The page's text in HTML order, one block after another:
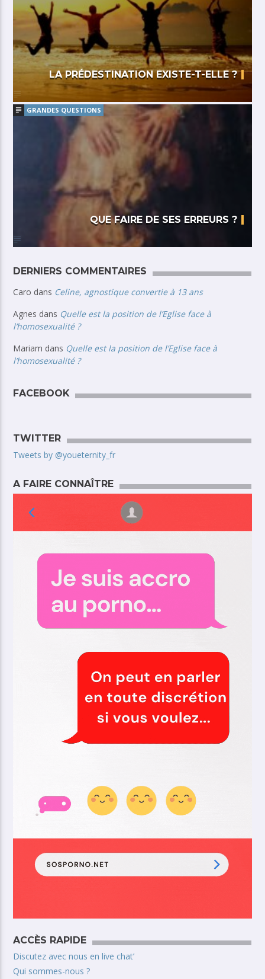
LA PRÉDESTINATION EXISTE-T-ELLE ?
GRANDES QUESTIONS
QUE FAIRE DE SES ERREURS ?
DERNIERS COMMENTAIRES
Caro dans Celine, agnostique convertie à 13 ans
Agnes dans Quelle est la position de l’Eglise face à
l’homosexualité ?
Mariam dans Quelle est la position de l’Eglise face à
l’homosexualité ?
FACEBOOK
TWITTER
Tweets by @youeternity_fr
A FAIRE CONNAÎTRE
ACCÈS RAPIDE
Discutez avec nous en live chat’
Qui sommes-nous ?